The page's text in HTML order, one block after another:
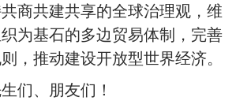
商共建共享的全球治理观，维
为基石的多边贸易体制，完善
，推动建设开放型世界经济。
们、朋友们！